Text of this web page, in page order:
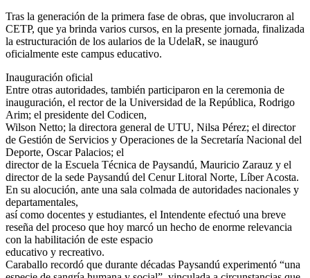
Tras la generación de la primera fase de obras, que involucraron al
CETP, que ya brinda varios cursos, en la presente jornada, finalizada
la estructuración de los aularios de la UdelaR, se inauguró
oficialmente este campus educativo.
Inauguración oficial
Entre otras autoridades, también participaron en la ceremonia de
inauguración, el rector de la Universidad de la República, Rodrigo
Arim; el presidente del Codicen,
Wilson Netto; la directora general de UTU, Nilsa Pérez; el director
de Gestión de Servicios y Operaciones de la Secretaría Nacional del
Deporte, Oscar Palacios; el
director de la Escuela Técnica de Paysandú, Mauricio Zarauz y el
director de la sede Paysandú del Cenur Litoral Norte, Líber Acosta.
En su alocución, ante una sala colmada de autoridades nacionales y
departamentales,
así como docentes y estudiantes, el Intendente efectuó una breve
reseña del proceso que hoy marcó un hecho de enorme relevancia
con la habilitación de este espacio
educativo y recreativo.
Caraballo recordó que durante décadas Paysandú experimentó “una